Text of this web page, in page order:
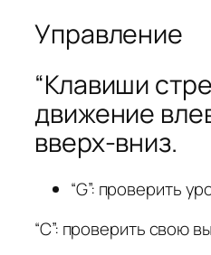
Управление
“Клавиши
движение
вверх-вниз.
“G”: проверить
“C”: проверить свою